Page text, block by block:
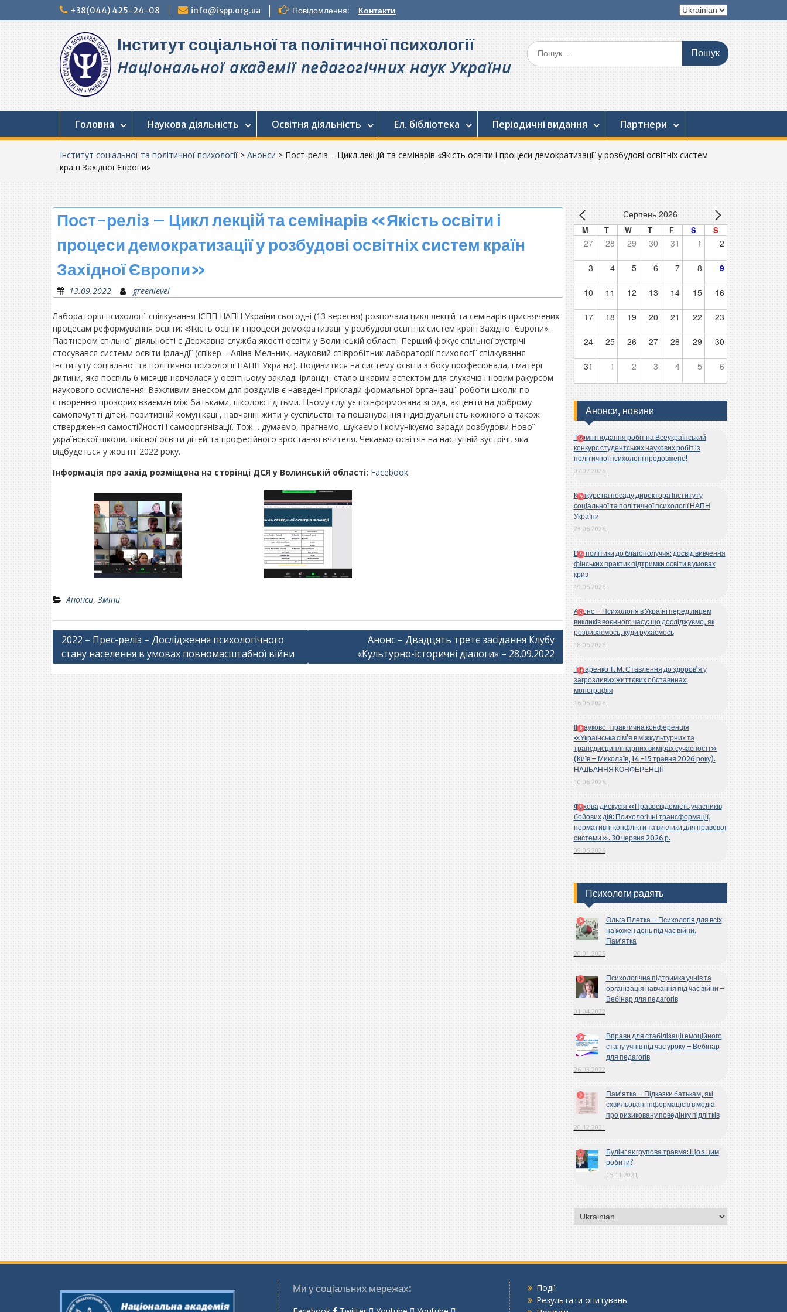
до
+38(044) 425-24-08 info@ispp.org.ua Повідомлення: Контакти
Вибрати
мову
Інститут соціальної та політичної психології
Національної академії педагогічних наук України
Шукати:
Головна Наукова діяльність Освітня діяльність Ел. бібліотека Періодичні видання Партнери
Інститут соціальної та політичної психології > Анонси > Пост-реліз – Цикл лекцій та семінарів «Якість освіти і процеси демократизації у розбудові освітніх систем
країн Західної Європи»
Пост-реліз – Цикл лекцій та семінарів «Якість освіти і
процеси демократизації у розбудові освітніх систем країн
Західної Європи»
13.09.2022 greenlevel
Лабораторія психології спілкування ІСПП НАПН України сьогодні (13 вересня) розпочала цикл лекцій та семінарів присвячених
процесам реформування освіти: «Якість освіти і процеси демократизації у розбудові освітніх систем країн Західної Європи».
Партнером спільної діяльності є Державна служба якості освіти у Волинській області. Перший фокус спільної зустрічі
стосувався системи освіти Ірландії (спікер – Аліна Мельник, науковий співробітник лабораторії психології спілкування
Інституту соціальної та політичної психології НАПН України). Подивитися на систему освіти з боку професіонала, і матері
дитини, яка поспіль 6 місяців навчалася у освітньому закладі Ірландії, стало цікавим аспектом для слухачів і новим ракурсом
наукового осмислення. Важливим внеском для роздумів є наведені приклади формальної організації роботи школи по
створенню прозорих взаємин між батьками, школою і дітьми. Цьому слугує поінформована згода, акценти на доброму
самопочутті дітей, позитивній комунікації, навчанні жити у суспільстві та пошанування індивідуальність кожного а також
ствердження самостійності і самоорганізації. Тож… думаємо, прагнемо, шукаємо і комунікуємо заради розбудови Нової
української школи, якісної освіти дітей та професійного зростання вчителя. Чекаємо освітян на наступній зустрічі, яка
відбудеться у жовтні 2022 року.
Інформація про захід розміщена на сторінці ДСЯ у Волинській області: Facebook
Анонси, Зміни
Навігація
записів
2022 – Прес-реліз – Дослідження психологічного
стану населення в умовах повномасштабної війни
Анонс – Двадцять третє засідання Клубу
«Культурно-історичні діалоги» – 28.09.2022
Серпень 2026
M T W T F S S
27 28 29 30 31 1 2
3 4 5 6 7 8 9
10 11 12 13 14 15 16
17 18 19 20 21 22 23
24 25 26 27 28 29 30
31 1 2 3 4 5 6
Анонси, новини
Термін подання робіт на Всеукраїнський
конкурс студентських наукових робіт із
політичної психології продовжено!
07.07.2026
Конкурс на посаду директора Інституту
соціальної та політичної психології НАПН
України
23.06.2026
Від політики до благополуччя: досвід вивчення
фінських практик підтримки освіти в умовах
криз
19.06.2026
Анонс – Психологія в Україні перед лицем
викликів воєнного часу: що досліджуємо, як
розвиваємось, куди рухаємось
18.06.2026
Титаренко Т. М. Ставлення до здоров’я у
загрозливих життєвих обставинах:
монографія
16.06.2026
ІІ Науково-практична конференція
«Українська сім’я в міжкультурних та
трансдисциплінарних вимірах сучасності»
(Київ – Миколаїв, 14 -15 травня 2026 року).
НАДБАННЯ КОНФЕРЕНЦІЇ
10.06.2026
Фахова дискусія «Правосвідомість учасників
бойових дій: Психологічні трансформації,
нормативні конфлікти та виклики для правової
системи». 30 червня 2026 р.
09.06.2026
Психологи радять
Ольга Плетка – Психологія для всіх
на кожен день під час війни.
Пам’ятка
20.01.2025
Психологічна підтримка учнів та
організація навчання під час війни –
Вебінар для педагогів
01.04.2022
Вправи для стабілізації емоційного
стану учнів під час уроку – Вебінар
для педагогів
26.03.2022
Пам’ятка – Підказки батькам, які
схвильовані інформацією в медіа
про ризиковану поведінку підлітків
20.12.2021
Булінг як групова травма: Що з цим
робити?
15.11.2021
Вибрати
мову
Ми у соціальних мережах:
Події
Результати опитувань